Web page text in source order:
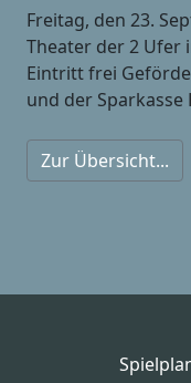
Freitag, den 23.
Theater der 2 Ufer
Eintritt frei
und der Sparkasse
Zur Übersicht...